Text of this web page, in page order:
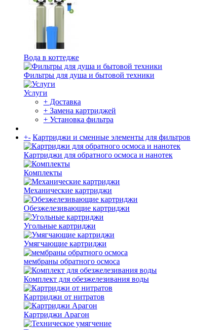
Вода в коттедже
Фильтры для душа и бытовой техники
Услуги
+ Доставка
+ Замена картриджей
+ Установка фильтра
+- Картриджи и сменные элементы для фильтров
Картриджи для обратного осмоса и нанотек
Комплекты
Механические картриджи
Обезжелезивающие картриджи
Угольные картриджи
Умягчающие картриджи
мембраны обратного осмоса
Комплект для обезжелезивания воды
Картриджи от нитратов
Картриджи Арагон